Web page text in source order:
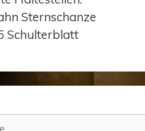
Sternschanze
Schulterblatt